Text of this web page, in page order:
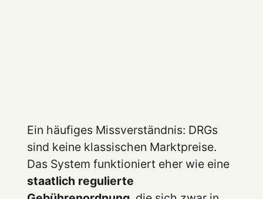
Ein häufiges Missverständnis: DRGs
sind keine klassischen Marktpreise.
Das System funktioniert eher wie eine
staatlich regulierte